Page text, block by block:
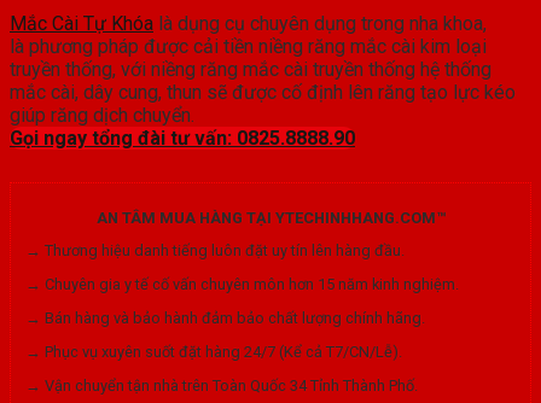
Mắc Cài Tự Khóa là dụng cụ chuyên dụng trong nha khoa,
là phương pháp được cải tiền niềng răng mắc cài kim loại
truyền thống, với niềng răng mắc cài truyền thống hệ thống
mắc cài, dây cung, thun sẽ được cố định lên răng tạo lực kéo
giúp răng dịch chuyển.
Gọi ngay tổng đài tư vấn: 0825.8888.90
AN TÂM MUA HÀNG TẠI YTECHINHHANG.COM™
→ Thương hiệu danh tiếng luôn đặt uy tín lên hàng đầu.
→ Chuyên gia y tế cố vấn chuyên môn hơn 15 năm kinh nghiệm.
→ Bán hàng và bảo hành đảm bảo chất lượng chính hãng.
→ Phục vụ xuyên suốt đặt hàng 24/7 (Kể cả T7/CN/Lễ).
→ Vận chuyển tận nhà trên Toàn Quốc 34 Tỉnh Thành Phố.